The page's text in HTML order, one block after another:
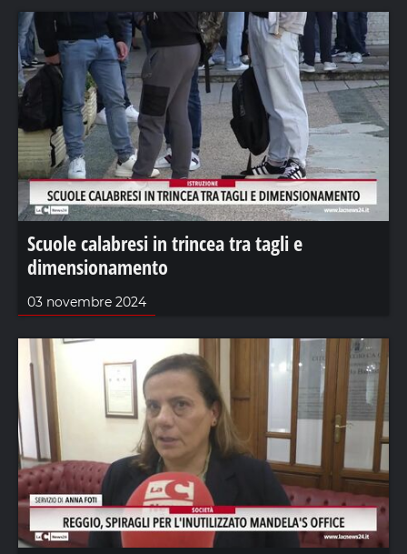
Scuole calabresi in trincea tra tagli e
dimensionamento
03 novembre 2024